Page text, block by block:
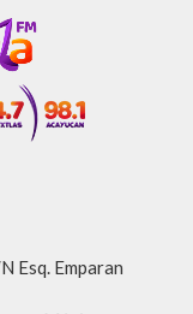
Esq. Emparan